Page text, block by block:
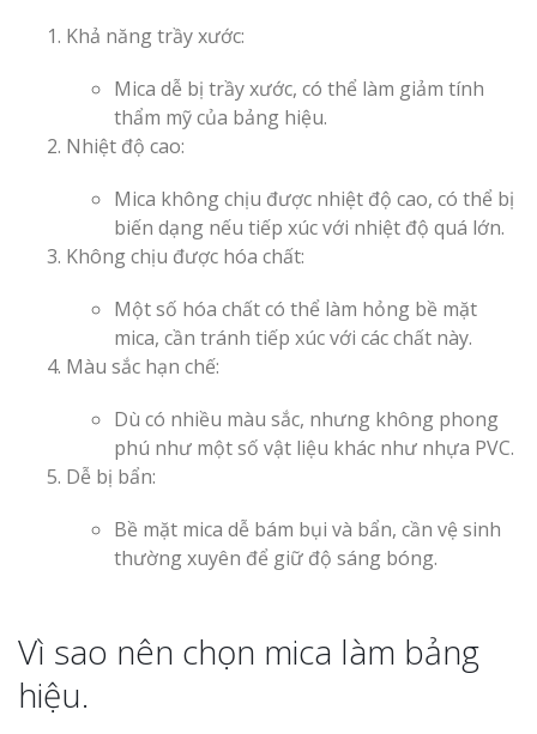
Khả năng trầy xước:
Mica dễ bị trầy xước, có thể làm giảm tính
thẩm mỹ của bảng hiệu.
Nhiệt độ cao:
Mica không chịu được nhiệt độ cao, có thể bị
biến dạng nếu tiếp xúc với nhiệt độ quá lớn.
Không chịu được hóa chất:
Một số hóa chất có thể làm hỏng bề mặt
mica, cần tránh tiếp xúc với các chất này.
Màu sắc hạn chế:
Dù có nhiều màu sắc, nhưng không phong
phú như một số vật liệu khác như nhựa PVC.
Dễ bị bẩn:
Bề mặt mica dễ bám bụi và bẩn, cần vệ sinh
thường xuyên để giữ độ sáng bóng.
Vì sao nên chọn mica làm bảng
hiệu.
Làm Bảng
Thuốc Nghệ An
Làm Hộp
Mỏng Nghệ
Bảng Hiệu
Vinh Thu Hút Mọi